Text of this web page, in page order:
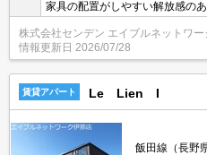
家具の配置がしやすい解放感の
株式会社センデン エイブルネットワー
情報更新日 2026/07/28
賃貸アパート Le Lien I
飯田線（長野